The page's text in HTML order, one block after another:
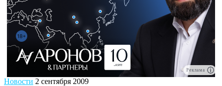
Реклама
Новости 2 сентября 2009